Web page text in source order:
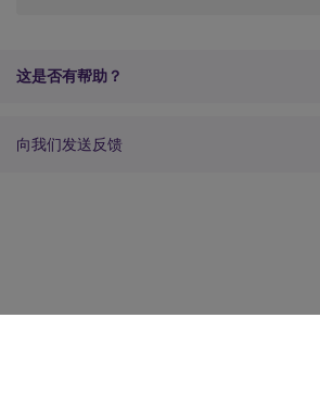
这是否有帮助？
向我们发送反馈